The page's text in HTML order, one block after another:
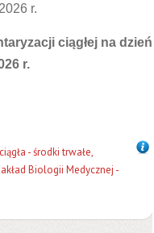
r.
ciągłej na dzień
r.
- środki trwałe,
Biologii Medycznej -